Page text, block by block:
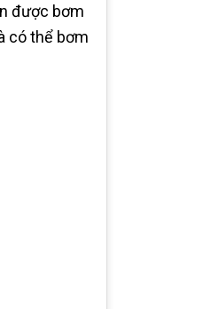
được bơm
có thể bơm